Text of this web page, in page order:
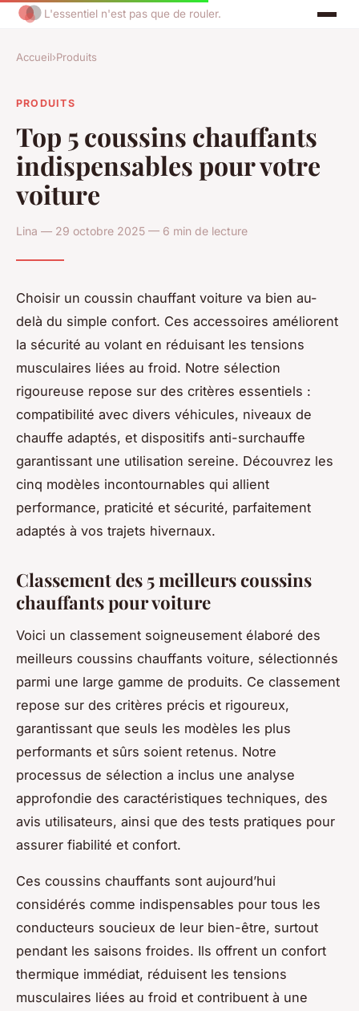
L'essentiel n'est pas que de rouler.
Accueil›Produits
PRODUITS
Top 5 coussins chauffants
indispensables pour votre
voiture
Lina — 29 octobre 2025 — 6 min de lecture
Choisir un coussin chauffant voiture va bien au-
delà du simple confort. Ces accessoires améliorent
la sécurité au volant en réduisant les tensions
musculaires liées au froid. Notre sélection
rigoureuse repose sur des critères essentiels :
compatibilité avec divers véhicules, niveaux de
chauffe adaptés, et dispositifs anti-surchauffe
garantissant une utilisation sereine. Découvrez les
cinq modèles incontournables qui allient
performance, praticité et sécurité, parfaitement
adaptés à vos trajets hivernaux.
Classement des 5 meilleurs coussins
chauffants pour voiture
Voici un classement soigneusement élaboré des
meilleurs coussins chauffants voiture, sélectionnés
parmi une large gamme de produits. Ce classement
repose sur des critères précis et rigoureux,
garantissant que seuls les modèles les plus
performants et sûrs soient retenus. Notre
processus de sélection a inclus une analyse
approfondie des caractéristiques techniques, des
avis utilisateurs, ainsi que des tests pratiques pour
assurer fiabilité et confort.
Ces coussins chauffants sont aujourd’hui
considérés comme indispensables pour tous les
conducteurs soucieux de leur bien-être, surtout
pendant les saisons froides. Ils offrent un confort
thermique immédiat, réduisent les tensions
musculaires liées au froid et contribuent à une